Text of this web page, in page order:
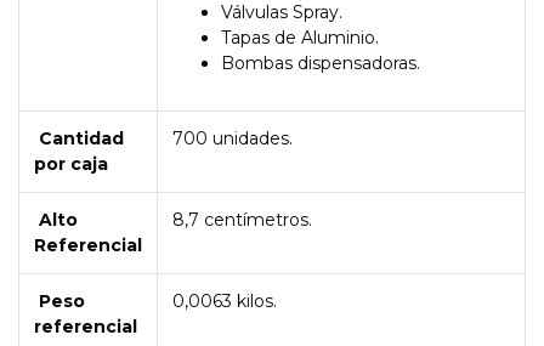
Válvulas Spray.
Tapas de Aluminio.
Bombas dispensadoras.
Cantidad
por caja
700 unidades.
Alto
Referencial
8,7 centímetros.
Peso
referencial
0,0063 kilos.